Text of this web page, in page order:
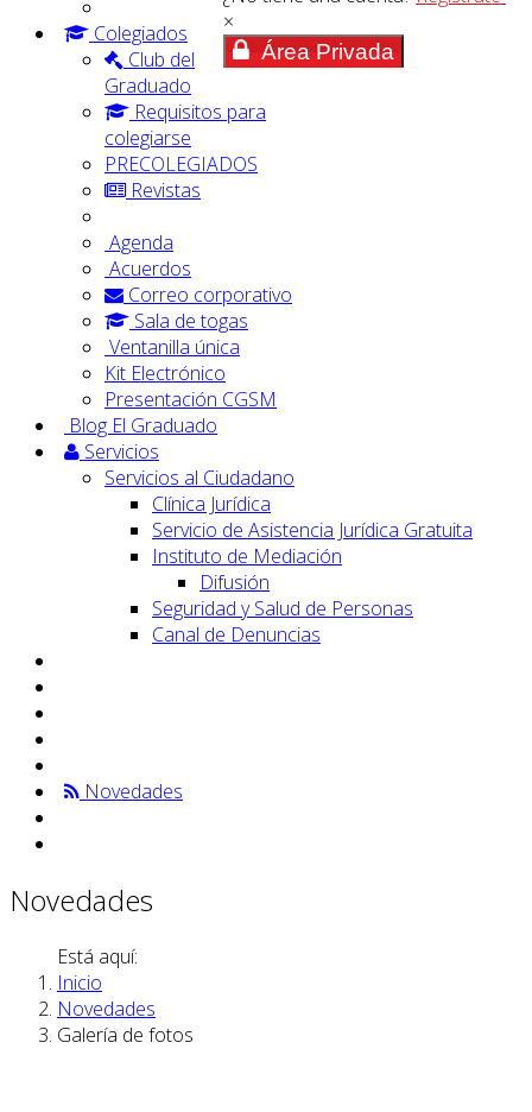
×
Área Privada
Colegiados
Club del
Graduado
Requisitos para
colegiarse
PRECOLEGIADOS
Revistas
Agenda
Acuerdos
Correo corporativo
Sala de togas
Ventanilla única
Kit Electrónico
Presentación CGSM
Blog El Graduado
Servicios
Servicios al Ciudadano
Clínica Jurídica
Servicio de Asistencia Jurídica Gratuita
Instituto de Mediación
Difusión
Seguridad y Salud de Personas
Canal de Denuncias
Novedades
Novedades
Está aquí:
Inicio
Novedades
Galería de fotos